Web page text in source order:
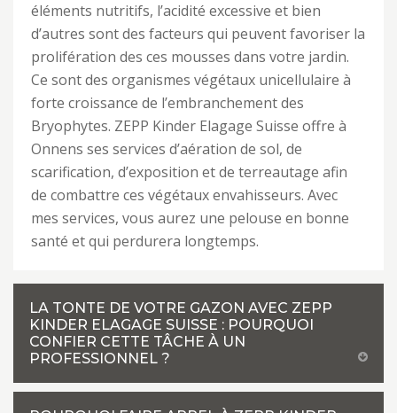
éléments nutritifs, l’acidité excessive et bien
d’autres sont des facteurs qui peuvent favoriser la
prolifération des ces mousses dans votre jardin.
Ce sont des organismes végétaux unicellulaire à
forte croissance de l’embranchement des
Bryophytes. ZEPP Kinder Elagage Suisse offre à
Onnens ses services d’aération de sol, de
scarification, d’exposition et de terreautage afin
de combattre ces végétaux envahisseurs. Avec
mes services, vous aurez une pelouse en bonne
santé et qui perdurera longtemps.
LA TONTE DE VOTRE GAZON AVEC ZEPP
KINDER ELAGAGE SUISSE : POURQUOI
CONFIER CETTE TÂCHE À UN
PROFESSIONNEL ?